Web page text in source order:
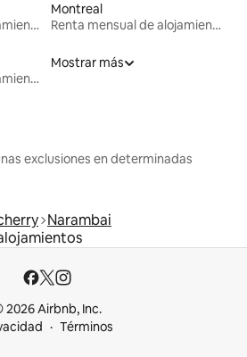
Renta mensual de alojamientos
Montreal
Renta mensual de alojamientos
Renta mensual de alojamientos
Mostrar más
exclusiones en determinadas
Narambai
2026 Airbnb, Inc.
Términos